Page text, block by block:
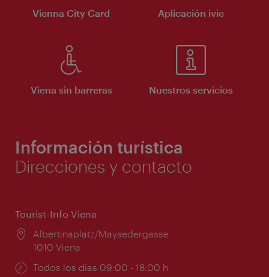
Vienna City Card Aplicación ivie
Viena sin barreras Nuestros servicios
Información turística
Direcciones y contacto
Tourist-Info Viena
Lugar:
Albertinaplatz/Maysedergasse
1010 Viena
Horarios
Todos los días 09:00 - 18:00 h